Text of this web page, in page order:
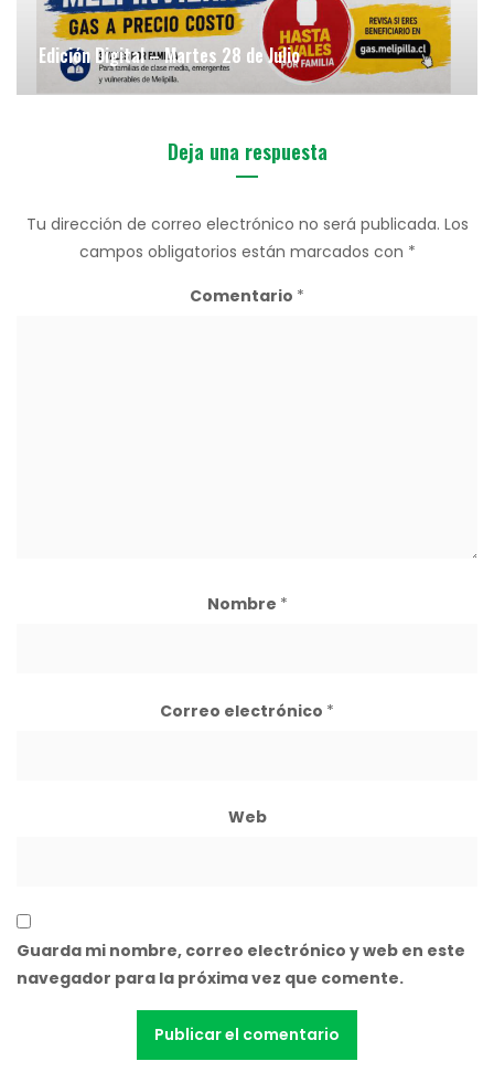
Edición Digital – Martes 28 de Julio
Deja una respuesta
Tu dirección de correo electrónico no será publicada. Los
campos obligatorios están marcados con *
Comentario *
Nombre *
Correo electrónico *
Web
Guarda mi nombre, correo electrónico y web en este
navegador para la próxima vez que comente.